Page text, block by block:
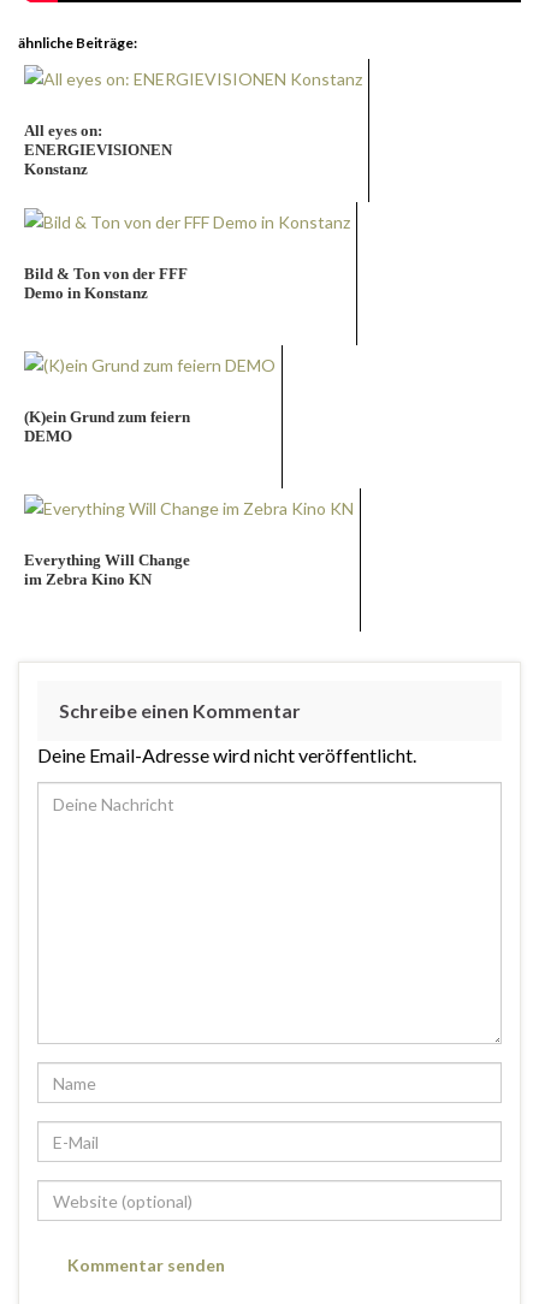
ähnliche Beiträge:
All eyes on:
ENERGIEVISIONEN
Konstanz
Bild & Ton von der FFF
Demo in Konstanz
(K)ein Grund zum feiern
DEMO
Everything Will Change
im Zebra Kino KN
Schreibe einen Kommentar
Deine Email-Adresse wird nicht veröffentlicht.